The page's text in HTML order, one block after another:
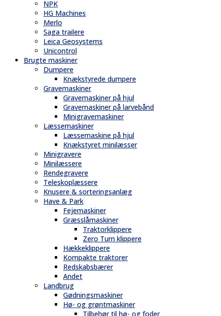
NPK
HG Machines
Merlo
Saga trailere
Leica Geosystems
Unicontrol
Brugte maskiner
Dumpere
Knækstyrede dumpere
Gravemaskiner
Gravemaskiner på hjul
Gravemaskiner på larvebånd
Minigravemaskiner
Læssemaskiner
Læssemaskine på hjul
Knækstyret minilæsser
Minigravere
Minilæssere
Rendegravere
Teleskoplæssere
Knusere & sorteringsanlæg
Have & Park
Fejemaskiner
Græsslåmaskiner
Traktorklippere
Zero Turn klippere
Hækkeklippere
Kompakte traktorer
Redskabsbærer
Andet
Landbrug
Gødningsmaskiner
Hø- og grøntmaskiner
Tilbehør til hø- og foder